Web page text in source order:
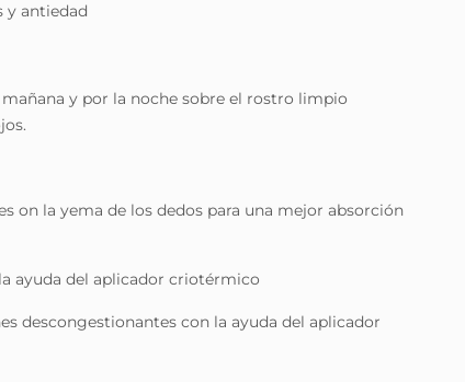
y antiedad
y por la noche sobre el rostro limpio
on la yema de los dedos para una mejor absorción
ayuda del aplicador criotérmico
descongestionantes con la ayuda del aplicador